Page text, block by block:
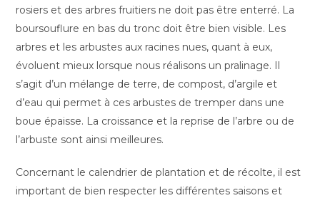
rosiers et des arbres fruitiers ne doit pas être enterré. La
boursouflure en bas du tronc doit être bien visible. Les
arbres et les arbustes aux racines nues, quant à eux,
évoluent mieux lorsque nous réalisons un pralinage. Il
s’agit d’un mélange de terre, de compost, d’argile et
d’eau qui permet à ces arbustes de tremper dans une
boue épaisse. La croissance et la reprise de l’arbre ou de
l’arbuste sont ainsi meilleures.
Concernant le calendrier de plantation et de récolte, il est
important de bien respecter les différentes saisons et